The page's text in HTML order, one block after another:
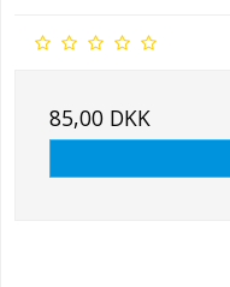
85,00 DKK